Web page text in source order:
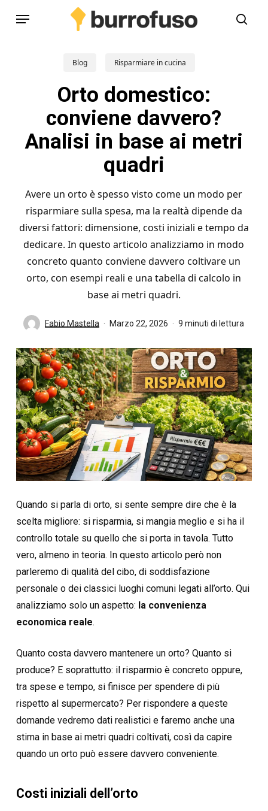
Menu
Blog Risparmiare in cucina
Orto domestico:
conviene davvero?
Analisi in base ai metri
quadri
Avere un orto è spesso visto come un modo per
risparmiare sulla spesa, ma la realtà dipende da
diversi fattori: dimensione, costi iniziali e tempo da
dedicare. In questo articolo analizziamo in modo
concreto quanto conviene davvero coltivare un
orto, con esempi reali e una tabella di calcolo in
base ai metri quadri.
Fabio Mastella Marzo 22, 2026 9 minuti di lettura
Quando si parla di orto, si sente sempre dire che è la
scelta migliore: si risparmia, si mangia meglio e si ha il
controllo totale su quello che si porta in tavola. Tutto
vero, almeno in teoria. In questo articolo però non
parleremo di qualità del cibo, di soddisfazione
personale o dei classici luoghi comuni legati all’orto. Qui
analizziamo solo un aspetto: la convenienza
economica reale.
Quanto costa davvero mantenere un orto? Quanto si
produce? E soprattutto: il risparmio è concreto oppure,
tra spese e tempo, si finisce per spendere di più
rispetto al supermercato? Per rispondere a queste
domande vedremo dati realistici e faremo anche una
stima in base ai metri quadri coltivati, così da capire
quando un orto può essere davvero conveniente.
Costi iniziali dell’orto